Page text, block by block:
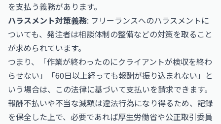
を支払う義務があります。
ハラスメント対策義務: フリーランスへのハラスメントに
ついても、発注者は相談体制の整備などの対策を取ること
が求められています。
つまり、「作業が終わったのにクライアントが検収を終わ
らせない」「60日以上経っても報酬が振り込まれない」と
いう場合は、この法律に基づいて支払いを請求できます。
報酬不払いや不当な減額は違法行為になり得るため、記録
を保全した上で、必要であれば厚生労働省や公正取引委員